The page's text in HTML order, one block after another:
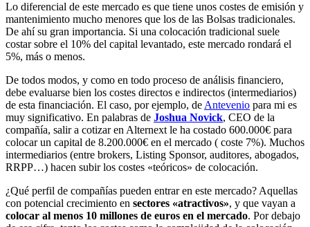
Lo diferencial de este mercado es que tiene unos costes de emisión y
mantenimiento mucho menores que los de las Bolsas tradicionales.
De ahí su gran importancia. Si una colocación tradicional suele
costar sobre el 10% del capital levantado, este mercado rondará el
5%, más o menos.
De todos modos, y como en todo proceso de análisis financiero,
debe evaluarse bien los costes directos e indirectos (intermediarios)
de esta financiación. El caso, por ejemplo, de Antevenio para mi es
muy significativo. En palabras de Joshua Novick, CEO de la
compañía, salir a cotizar en Alternext le ha costado 600.000€ para
colocar un capital de 8.200.000€ en el mercado ( coste 7%). Muchos
intermediarios (entre brokers, Listing Sponsor, auditores, abogados,
RRPP…) hacen subir los costes «teóricos» de colocación.
¿Qué perfil de compañías pueden entrar en este mercado? Aquellas
con potencial crecimiento en sectores «atractivos», y que vayan a
colocar al menos 10 millones de euros en el mercado. Por debajo